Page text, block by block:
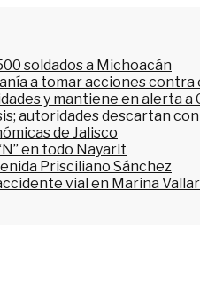
soldados a Michoacán
a tomar acciones
y mantiene en alerta a
autoridades descartan
de Jalisco
en todo Nayarit
Prisciliano Sánchez
vial en Marina